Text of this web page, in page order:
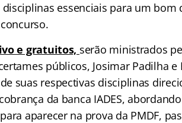
disciplinas essenciais para um
e gratuitos, serão ministrados
públicos, Josimar Padilha
suas respectivas disciplinas
da banca IADES,
aparecer na prova da PMDF,